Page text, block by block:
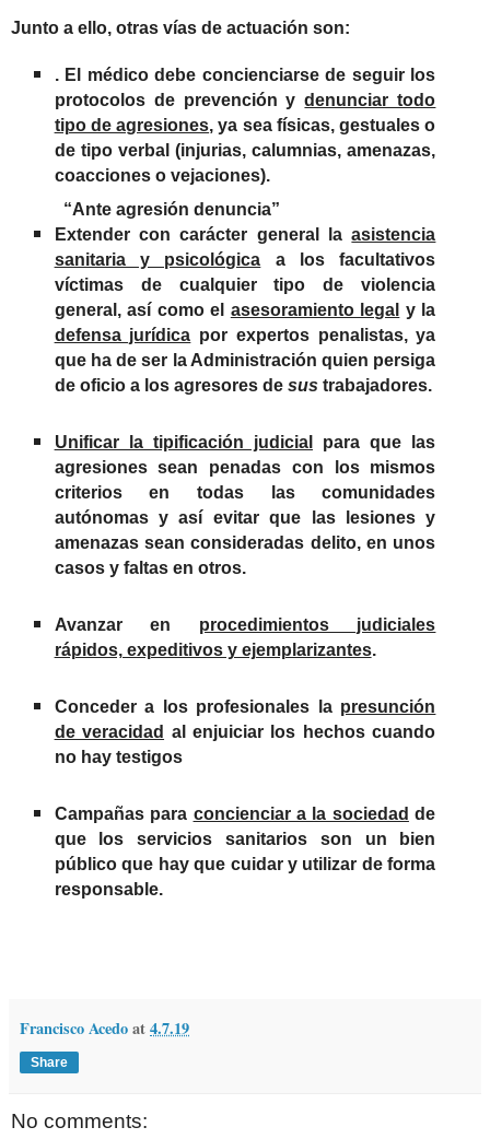
Junto a ello, otras vías de actuación son:
. El médico debe concienciarse de seguir los
protocolos de prevención ydenunciar todo
tipo de agresiones, ya sea físicas, gestuales o
de tipo verbal (injurias, calumnias, amenazas,
coacciones o vejaciones).
“Ante agresión denuncia”
Extender con carácter general laasistencia
sanitaria y psicológica a los facultativos
víctimas de cualquier tipo de violencia
general, así como el asesoramiento legal y la
defensa jurídica por expertos penalistas, ya
que ha de ser la Administración quien persiga
de oficio a los agresores de sustrabajadores.
Unificar la tipificación judicial
para que las
agresiones sean penadas con los mismos
criterios en todas las comunidades
autónomas y así evitar que las lesiones y
amenazas sean consideradas delito, en unos
casos y faltas en otros.
Avanzar en procedimientos judiciales
rápidos, expeditivos y ejemplarizantes.
Conceder a los profesionales la presunción
de veracidad al enjuiciar los hechos cuando
no hay testigos
Campañas para concienciar a la sociedad de
que los servicios sanitarios son un bien
público que hay que cuidar y utilizar de forma
responsable.
Francisco Acedoat4.7.19
Share
No comments: